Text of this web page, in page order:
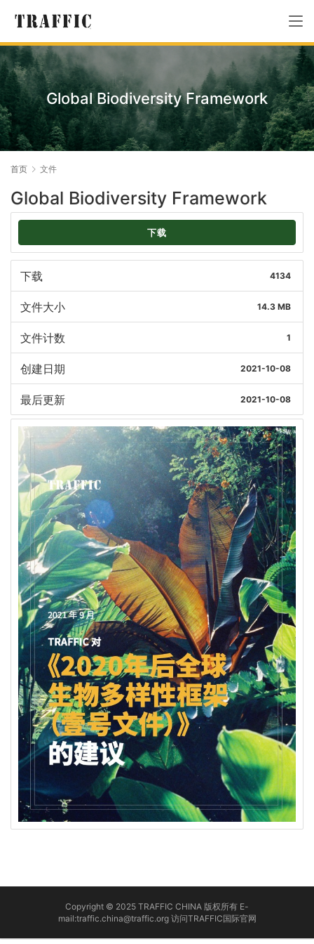
Global Biodiversity Framework
首页 文件
Global Biodiversity Framework
下载
下载 4134
文件大小 14.3 MB
文件计数 1
创建日期 2021-10-08
最后更新 2021-10-08
Copyright © 2025 TRAFFIC CHINA 版权所有 E-
mail:traffic.china@traffic.org 访问TRAFFIC国际官网